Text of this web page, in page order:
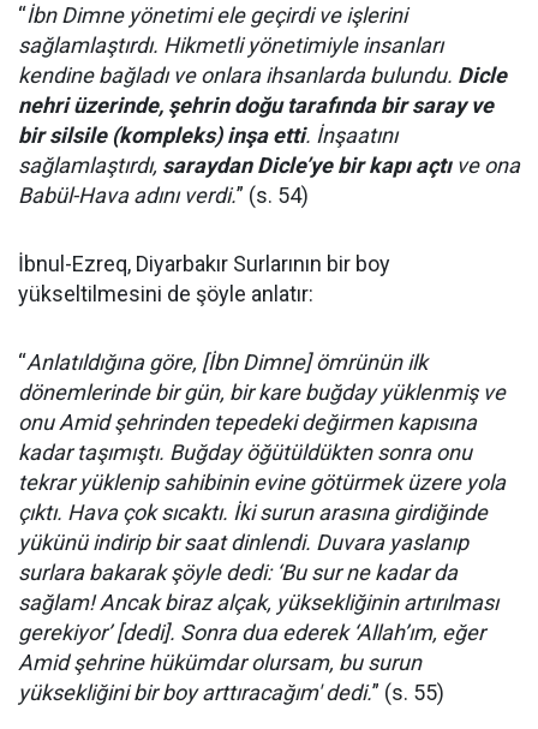
“İbn Dimne yönetimi ele geçirdi ve işlerini
sağlamlaştırdı. Hikmetli yönetimiyle insanları
kendine bağladı ve onlara ihsanlarda bulundu. Dicle
nehri üzerinde, şehrin doğu tarafında bir saray ve
bir silsile (kompleks) inşa etti. İnşaatını
sağlamlaştırdı, saraydan Dicle’ye bir kapı açtıve ona
Babül-Hava adını verdi.” (s. 54)
İbnul-Ezreq, Diyarbakır Surlarının bir boy
yükseltilmesini de şöyle anlatır:
“Anlatıldığına göre, [İbn Dimne] ömrünün ilk
dönemlerinde bir gün, bir kare buğday yüklenmiş ve
onu Amid şehrinden tepedeki değirmen kapısına
kadar taşımıştı. Buğday öğütüldükten sonra onu
tekrar yüklenip sahibinin evine götürmek üzere yola
çıktı. Hava çok sıcaktı. İki surun arasına girdiğinde
yükünü indirip bir saat dinlendi. Duvara yaslanıp
surlara bakarak şöyle dedi: ‘Bu sur ne kadar da
sağlam! Ancak biraz alçak, yüksekliğinin artırılması
gerekiyor’ [dedi]. Sonra dua ederek ‘Allah’ım, eğer
Amid şehrine hükümdar olursam, bu surun
yüksekliğini bir boy arttıracağım' dedi.” (s. 55)